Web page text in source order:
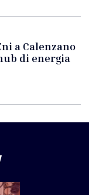
a Calenzano
di energia